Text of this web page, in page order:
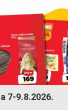
7-9.8.2026.